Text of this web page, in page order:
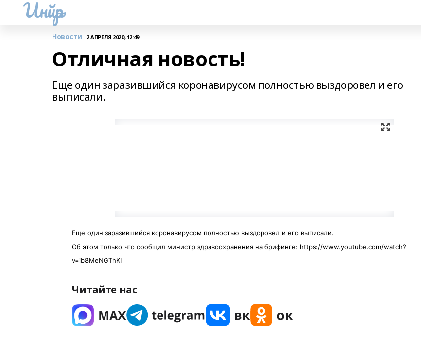
Инйәр
Новости 2 АПРЕЛЯ 2020, 12:49
Отличная новость!
Еще один заразившийся коронавирусом полностью выздоровел и его
выписали.
Еще один заразившийся коронавирусом полностью выздоровел и его выписали.
Об этом только что сообщил министр здравоохранения на брифинге: https://www.youtube.com/watch?
v=ib8MeNGThKI
Читайте нас